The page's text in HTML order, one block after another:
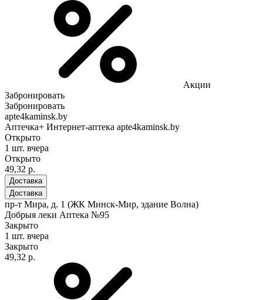
Акции
Забронировать
Забронировать
apte4kaminsk.by
Аптечка+ Интернет-аптека apte4kaminsk.by
Открыто
1 шт. вчера
Открыто
49,32 р.
Доставка
Доставка
пр-т Мира, д. 1 (ЖК Минск-Мир, здание Волна)
Добрыя леки Аптека №95
Закрыто
1 шт. вчера
Закрыто
49,32 р.